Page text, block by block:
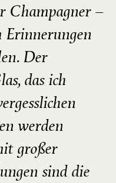
Champagner –
Der
das ich
werden
großer
sind die